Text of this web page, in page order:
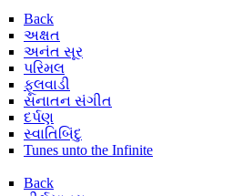
Back
અક્ષત
અનંત સૂર
પરિમલ
ફૂલવાડી
સનાતન સંગીત
દર્પણ
સ્વાતિબિંદુ
Tunes unto the Infinite
Back